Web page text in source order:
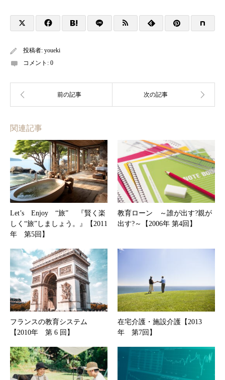
投稿者: youeki
コメント: 0
関連記事
Let’s Enjoy “旅” 『賢く楽
しく“旅”しましょう。』【2011
年 第5回】
教育ローン ～誰が出す?親が
出す?～【2006年 第4回】
フランスの教育システム
【2010年 第 6 回】
在宅介護・施設介護【2013
年 第7回】